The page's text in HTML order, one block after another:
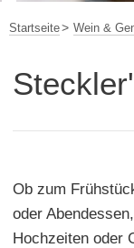
Startseite Wein &
Ob zum
oder
Hochzeiten oder